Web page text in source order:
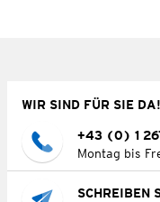
WIR SIND FÜR SIE DA!
+43 (0) 1
Montag bis
SCHREIBEN